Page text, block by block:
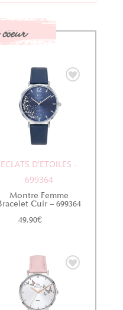
ECLATS D'ETOILES -
699364
Montre Femme
Cuir – 699364
49.90€